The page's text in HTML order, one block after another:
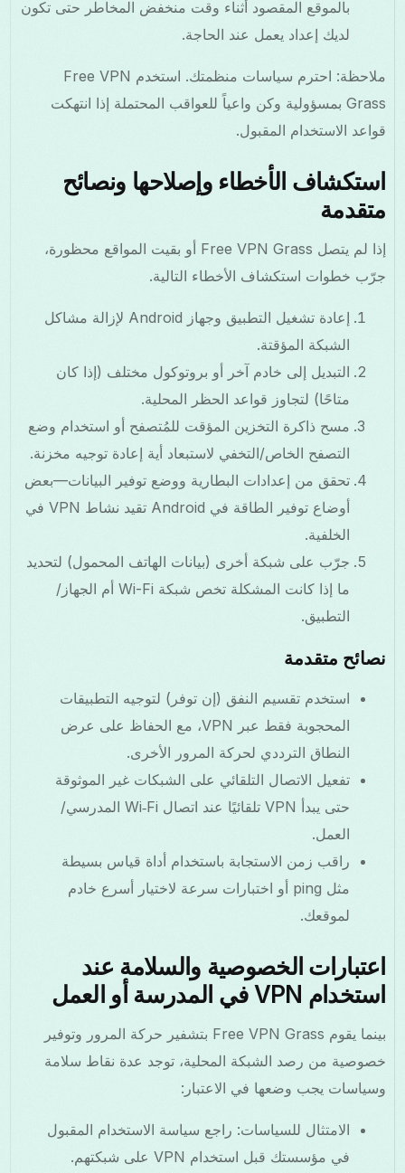
بالموقع المقصود أثناء وقت منخفض المخاطر حتى تكون
لديك إعداد يعمل عند الحاجة.
ملاحظة: احترم سياسات منظمتك. استخدم Free VPN
Grass بمسؤولية وكن واعياً للعواقب المحتملة إذا انتهكت
قواعد الاستخدام المقبول.
استكشاف الأخطاء وإصلاحها ونصائح
متقدمة
إذا لم يتصل Free VPN Grass أو بقيت المواقع محظورة،
جرّب خطوات استكشاف الأخطاء التالية.
إعادة تشغيل التطبيق وجهاز Android لإزالة مشاكل
الشبكة المؤقتة.
التبديل إلى خادم آخر أو بروتوكول مختلف (إذا كان
متاحًا) لتجاوز قواعد الحظر المحلية.
مسح ذاكرة التخزين المؤقت للمُتصفح أو استخدام وضع
التصفح الخاص/التخفي لاستبعاد أية إعادة توجيه مخزنة.
تحقق من إعدادات البطارية ووضع توفير البيانات—بعض
أوضاع توفير الطاقة في Android تقيد نشاط VPN في
الخلفية.
جرّب على شبكة أخرى (بيانات الهاتف المحمول) لتحديد
ما إذا كانت المشكلة تخص شبكة Wi-Fi أم الجهاز/
التطبيق.
نصائح متقدمة
استخدم تقسيم النفق (إن توفر) لتوجيه التطبيقات
المحجوبة فقط عبر VPN، مع الحفاظ على عرض
النطاق الترددي لحركة المرور الأخرى.
تفعيل الاتصال التلقائي على الشبكات غير الموثوقة
حتى يبدأ VPN تلقائيًا عند اتصال Wi‑Fi المدرسي/
العمل.
راقب زمن الاستجابة باستخدام أداة قياس بسيطة
مثل ping أو اختبارات سرعة لاختيار أسرع خادم
لموقعك.
اعتبارات الخصوصية والسلامة عند
استخدام VPN في المدرسة أو العمل
بينما يقوم Free VPN Grass بتشفير حركة المرور وتوفير
خصوصية من رصد الشبكة المحلية، توجد عدة نقاط سلامة
وسياسات يجب وضعها في الاعتبار:
الامتثال للسياسات: راجع سياسة الاستخدام المقبول
في مؤسستك قبل استخدام VPN على شبكتهم.